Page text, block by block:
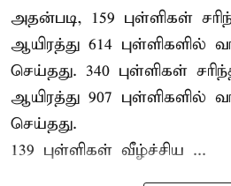
அதன்படி, 159 புள்ளிகள்
ஆயிரத்து 614 புள்ளிகளில்
செய்தது. 340 புள்ளிகள்
ஆயிரத்து 907 புள்ளிகளில்
செய்தது.
139 புள்ளிகள் வீழ்ச்சிய ...